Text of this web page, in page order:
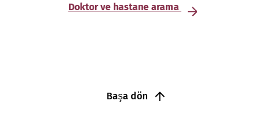
Doktor ve hastane arama
Başa dön